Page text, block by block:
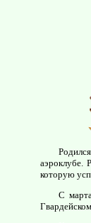
аэроклубе.
которую
С